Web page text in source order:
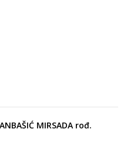
MIRSADA rođ.